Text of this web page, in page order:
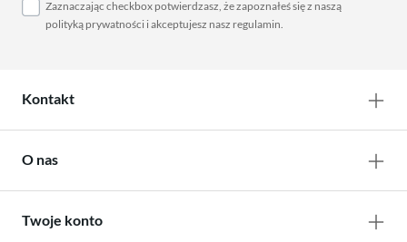
Zaznaczając checkbox potwierdzasz, że zapoznałeś się z naszą
polityką prywatności i akceptujesz nasz regulamin.
Kontakt
O nas
Twoje konto